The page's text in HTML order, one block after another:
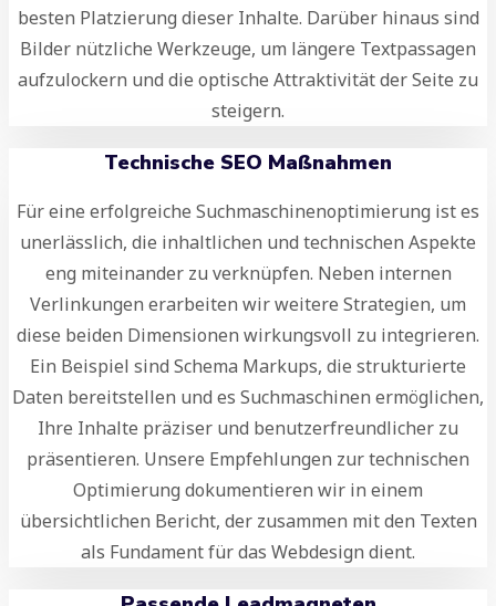
besten Platzierung dieser Inhalte. Darüber hinaus sind
Bilder nützliche Werkzeuge, um längere Textpassagen
aufzulockern und die optische Attraktivität der Seite zu
steigern.
Technische SEO Maßnahmen
Für eine erfolgreiche Suchmaschinenoptimierung ist es
unerlässlich, die inhaltlichen und technischen Aspekte
eng miteinander zu verknüpfen. Neben internen
Verlinkungen erarbeiten wir weitere Strategien, um
diese beiden Dimensionen wirkungsvoll zu integrieren.
Ein Beispiel sind Schema Markups, die strukturierte
Daten bereitstellen und es Suchmaschinen ermöglichen,
Ihre Inhalte präziser und benutzerfreundlicher zu
präsentieren. Unsere Empfehlungen zur technischen
Optimierung dokumentieren wir in einem
übersichtlichen Bericht, der zusammen mit den Texten
als Fundament für das Webdesign dient.